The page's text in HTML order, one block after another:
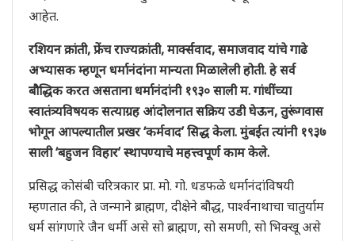
आहेत.
रशियन क्रांती, फ्रेंच राज्यक्रांती, मार्क्सवाद, समाजवाद यांचे गाढे
अभ्यासक म्हणून धर्मानंदांना मान्यता मिळालेली होती. हे सर्व
बौद्धिक करत असताना धर्मानंदांनी १९३० साली म. गांधींच्या
स्वातंत्र्यविषयक सत्याग्रह आंदोलनात सक्रिय उडी घेऊन, तुरूंगवास
भोगून आपल्यातील प्रखर ‘कर्मवाद’ सिद्ध केला. मुंबईत त्यांनी १९३७
साली‘बहुजन विहार’ स्थापण्याचे महत्त्वपूर्ण काम केले.
प्रसिद्ध कोसंबी चरित्रकार प्रा. मो. गो. धडफळे धर्मानंदांविषयी
म्हणतात की, ते जन्माने ब्राह्मण, दीक्षेने बौद्ध, पार्श्‍वनाथाचा चातुर्याम
धर्म सांगणारे जैन धर्मी असे सो ब्राह्मण, सो समणी, सो भिक्खू असे